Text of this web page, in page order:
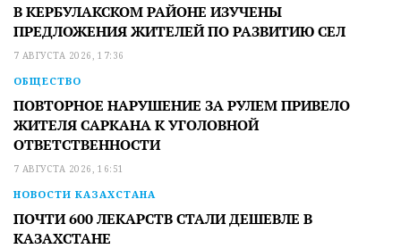
В КЕРБУЛАКСКОМ РАЙОНЕ ИЗУЧЕНЫ
ПРЕДЛОЖЕНИЯ ЖИТЕЛЕЙ ПО РАЗВИТИЮ СЕЛ
7 АВГУСТА 2026, 17:36
ОБЩЕСТВО
ПОВТОРНОЕ НАРУШЕНИЕ ЗА РУЛЕМ ПРИВЕЛО
ЖИТЕЛЯ САРКАНА К УГОЛОВНОЙ
ОТВЕТСТВЕННОСТИ
7 АВГУСТА 2026, 16:51
НОВОСТИ КАЗАХСТАНА
ПОЧТИ 600 ЛЕКАРСТВ СТАЛИ ДЕШЕВЛЕ В
КАЗАХСТАНЕ